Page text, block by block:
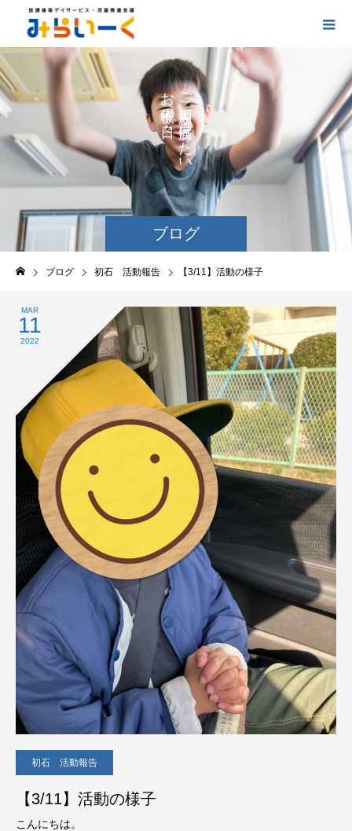
ブログ
ご
に
け
た
い
お
の
の
ブログ 初石 活動報告 【3/11】活動の様子
MAR
11
2022
初石 活動報告
【3/11】活動の様子
こんにちは。